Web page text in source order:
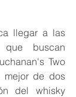
llegar a las
que buscan
Two
mejor de dos
del whisky